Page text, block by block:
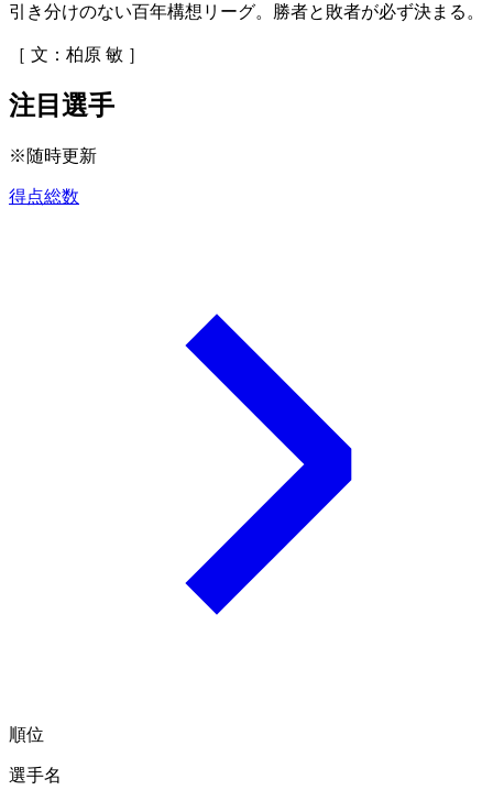
引き分けのない百年構想リーグ。勝者と敗者が必ず決まる。
［ 文：柏原 敏 ］
注目選手
※随時更新
得点総数
順位
選手名